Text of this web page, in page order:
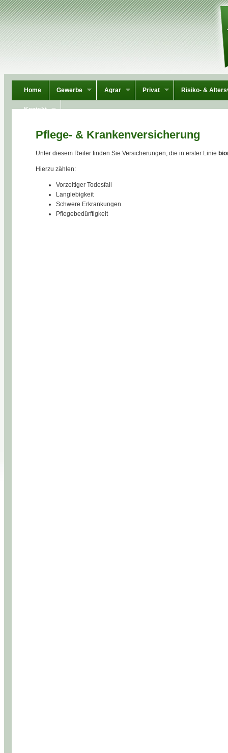
Home Gewerbe Agrar Privat Risiko- &
Kontakt
Pflege- & Krankenversicherung
Unter diesem Reiter finden Sie Versicherungen, die in erster Linie
Hierzu zählen:
Vorzeitiger Todesfall
Langlebigkeit
Schwere Erkrankungen
Pflegebedürftigkeit